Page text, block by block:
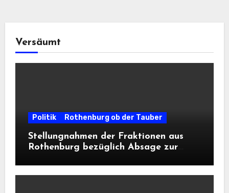
Versäumt
Politik Rothenburg ob der Tauber
Stellungnahmen der Fraktionen aus
Rothenburg bezüglich Absage zur